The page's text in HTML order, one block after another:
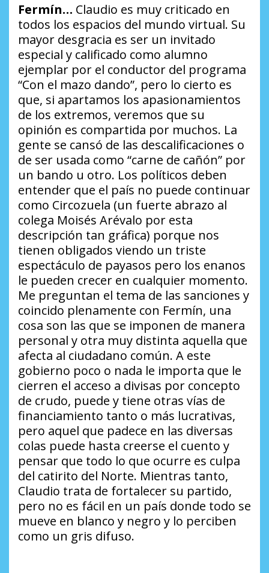
Fermín… Claudio es muy criticado en
todos los espacios del mundo virtual. Su
mayor desgracia es ser un invitado
especial y calificado como alumno
ejemplar por el conductor del programa
“Con el mazo dando”, pero lo cierto es
que, si apartamos los apasionamientos
de los extremos, veremos que su
opinión es compartida por muchos. La
gente se cansó de las descalificaciones o
de ser usada como “carne de cañón” por
un bando u otro. Los políticos deben
entender que el país no puede continuar
como Circozuela (un fuerte abrazo al
colega Moisés Arévalo por esta
descripción tan gráfica) porque nos
tienen obligados viendo un triste
espectáculo de payasos pero los enanos
le pueden crecer en cualquier momento.
Me preguntan el tema de las sanciones y
coincido plenamente con Fermín, una
cosa son las que se imponen de manera
personal y otra muy distinta aquella que
afecta al ciudadano común. A este
gobierno poco o nada le importa que le
cierren el acceso a divisas por concepto
de crudo, puede y tiene otras vías de
financiamiento tanto o más lucrativas,
pero aquel que padece en las diversas
colas puede hasta creerse el cuento y
pensar que todo lo que ocurre es culpa
del catirito del Norte. Mientras tanto,
Claudio trata de fortalecer su partido,
pero no es fácil en un país donde todo se
mueve en blanco y negro y lo perciben
como un gris difuso.